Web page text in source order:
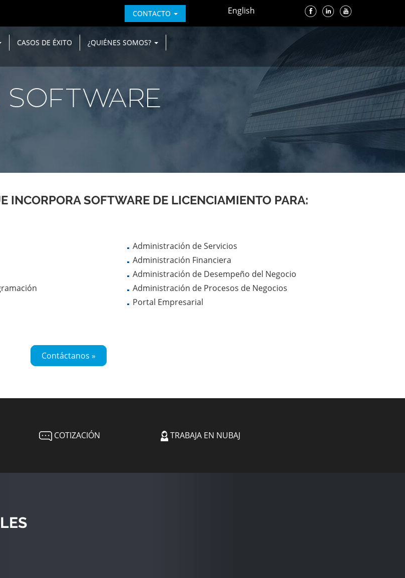
CONTACTO English
CASOS DE ÉXITO
¿QUIÉNES SOMOS?
SOFTWARE
INCORPORA SOFTWARE DE LICENCIAMIENTO PARA:
Administración de Servicios
Administración Financiera
Administración de Desempeño del Negocio
Administración de Procesos de Negocios
Portal Empresarial
Contáctanos »
COTIZACIÓN TRABAJA EN NUBAJ